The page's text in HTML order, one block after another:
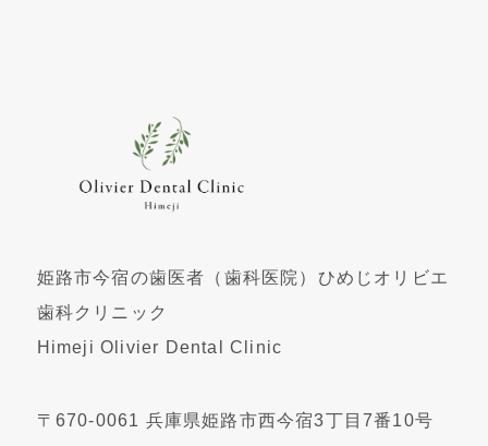
姫路市今宿の歯医者（歯科医院）ひめじオリビエ
歯科クリニック
Himeji Olivier Dental Clinic
〒670-0061 兵庫県姫路市西今宿3丁目7番10号